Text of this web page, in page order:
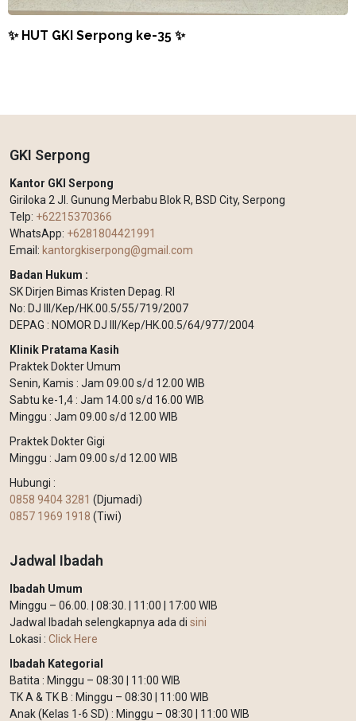
✨ HUT GKI Serpong ke-35 ✨
GKI Serpong
Kantor GKI Serpong
Giriloka 2 Jl. Gunung Merbabu Blok R, BSD City, Serpong
Telp: +62215370366
WhatsApp: +6281804421991
Email: kantorgkiserpong@gmail.com
Badan Hukum :
SK Dirjen Bimas Kristen Depag. RI
No: DJ III/Kep/HK.00.5/55/719/2007
DEPAG : NOMOR DJ III/Kep/HK.00.5/64/977/2004
Klinik Pratama Kasih
Praktek Dokter Umum
Senin, Kamis : Jam 09.00 s/d 12.00 WIB
Sabtu ke-1,4 : Jam 14.00 s/d 16.00 WIB
Minggu : Jam 09.00 s/d 12.00 WIB
Praktek Dokter Gigi
Minggu : Jam 09.00 s/d 12.00 WIB
Hubungi :
0858 9404 3281 (Djumadi)
0857 1969 1918 (Tiwi)
Jadwal Ibadah
Ibadah Umum
Minggu – 06.00. | 08:30. | 11:00 | 17:00 WIB
Jadwal Ibadah selengkapnya ada di sini
Lokasi : Click Here
Ibadah Kategorial
Batita : Minggu – 08:30 | 11:00 WIB
TK A & TK B : Minggu – 08:30 | 11:00 WIB
Anak (Kelas 1-6 SD) : Minggu – 08:30 | 11:00 WIB